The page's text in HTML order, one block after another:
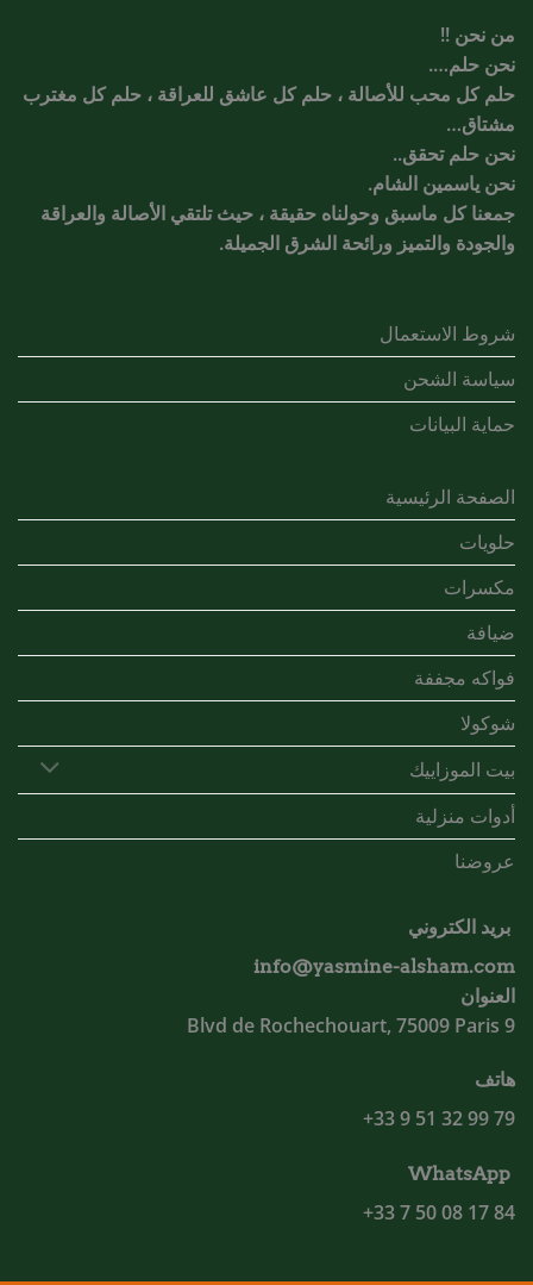
من نحن !!
نحن حلم….
حلم كل محب للأصالة ، حلم كل عاشق للعراقة ، حلم كل مغترب
مشتاق…
نحن حلم تحقق..
نحن ياسمين الشام.
جمعنا كل ماسبق وحولناه حقيقة ، حيث تلتقي الأصالة والعراقة
والجودة والتميز ورائحة الشرق الجميلة.
شروط الاستعمال
سياسة الشحن
حماية البيانات
الصفحة الرئيسية
حلويات
مكسرات
ضيافة
فواكه مجففة
شوكولا
بيت الموزاييك
أدوات منزلية
عروضنا
بريد الكتروني
info@yasmine-alsham.com
العنوان
9 Blvd de Rochechouart, 75009 Paris
هاتف
79 99 32 51 9 33+
84 17 08 50 7 33+